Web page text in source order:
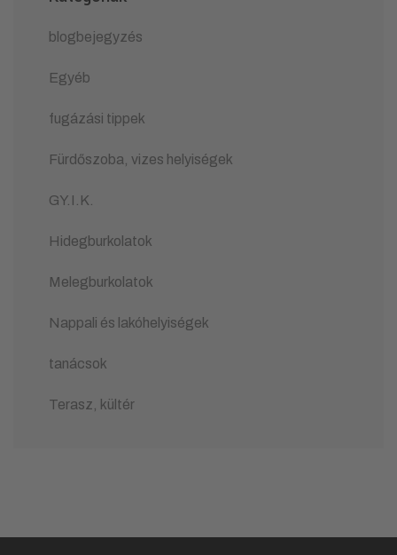
blogbejegyzés
Egyéb
fugázási tippek
Fürdőszoba, vizes helyiségek
GY.I.K.
Hidegburkolatok
Melegburkolatok
Nappali és lakóhelyiségek
tanácsok
Terasz, kültér